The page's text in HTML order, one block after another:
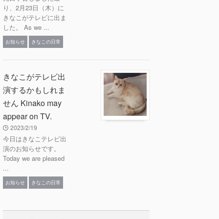
り、2月23日（木）に
きなこがテレビに出ま
した。 As we ...
お知らせ きなこの日常
きなこがテレビ出
演するかもしれま
せん Kinako may
appear on TV.
2023/2/19
今日はきなこテレビ出
演のお知らせです。
Today we are pleased
...
お知らせ きなこの日常